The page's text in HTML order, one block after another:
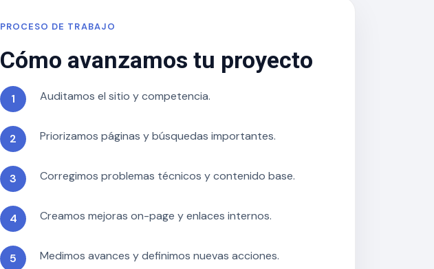
PROCESO DE TRABAJO
Cómo avanzamos tu proyecto
Auditamos el sitio y competencia.
Priorizamos páginas y búsquedas importantes.
Corregimos problemas técnicos y contenido base.
Creamos mejoras on-page y enlaces internos.
Medimos avances y definimos nuevas acciones.